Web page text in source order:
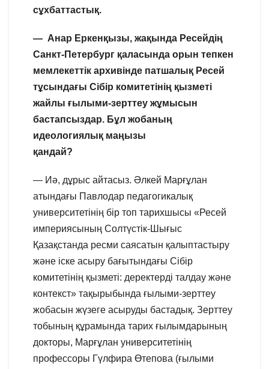
сұхбаттастық.
— Анар Еркенқызы, жақында Ресейдің
Санкт-Петербург қаласында орын тепкен
мемлекеттік архивінде патшалық Ресей
тұсындағы Сібір комитетінің қызметі
жайлы ғылыми-зерттеу жұмысын
бастапсыздар. Бұл жобаның
идеологиялық маңызы
қандай?
— Иә, дұрыс айтасыз. Әлкей Марғұлан
атындағы Павлодар педагогикалық
университетінің бір топ тарихшысы «Ресей
империясының Солтүстік-Шығыс
Қазақстанда ресми саясатын қалыптастыру
және іске асыру бағытындағы Сібір
комитетінің қызметі: деректерді талдау және
контекст» тақырыбында ғылыми-зерттеу
жобасын жүзеге асыруды бастадық. Зерттеу
тобының құрамында тарих ғылымдарының
докторы, Марғұлан университетінің
профессоры Гүлфира Өтепова (ғылыми